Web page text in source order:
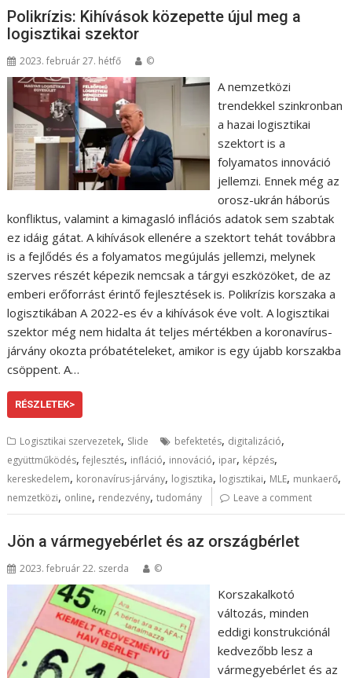
Polikrízis: Kihívások közepette újul meg a
logisztikai szektor
2023. február 27. hétfő ©
A nemzetközi
trendekkel szinkronban
a hazai logisztikai
szektort is a
folyamatos innováció
jellemzi. Ennek még az
orosz-ukrán háborús
konfliktus, valamint a kimagasló inflációs adatok sem szabtak
ez idáig gátat. A kihívások ellenére a szektort tehát továbbra
is a fejlődés és a folyamatos megújulás jellemzi, melynek
szerves részét képezik nemcsak a tárgyi eszközöket, de az
emberi erőforrást érintő fejlesztések is. Polikrízis korszaka a
logisztikában A 2022-es év a kihívások éve volt. A logisztikai
szektor még nem hidalta át teljes mértékben a koronavírus-
járvány okozta próbatételeket, amikor is egy újabb korszakba
csöppent. A…
RÉSZLETEK>
Logisztikai szervezetek, Slide befektetés, digitalizáció,
együttműködés,fejlesztés, infláció, innováció, ipar, képzés,
kereskedelem, koronavírus-járvány, logisztika, logisztikai, MLE, munkaerő,
nemzetközi, online, rendezvény,tudomány Leave a comment
Jön a vármegyebérlet és az országbérlet
2023. február 22. szerda ©
Korszakalkotó
változás, minden
eddigi konstrukciónál
kedvezőbb lesz a
vármegyebérlet és az